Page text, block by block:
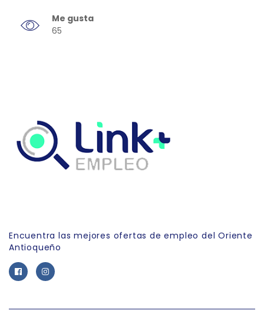
Me gusta
65
Encuentra las mejores ofertas de empleo del Oriente
Antioqueño